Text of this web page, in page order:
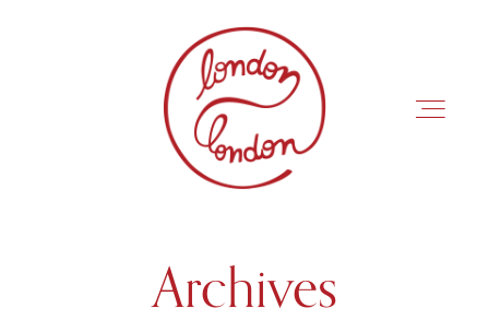
INÍCIO
Archives